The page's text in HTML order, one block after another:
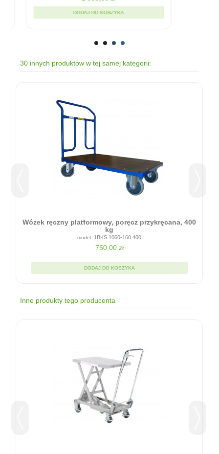
DODAJ DO KOSZYKA
30 innych produktów w tej samej kategorii:
Wózek ręczny platformowy, poręcz przykręcana, 400
kg
1BKS 1060-160 400
750,00 zł
DODAJ DO KOSZYKA
Inne produkty tego producenta